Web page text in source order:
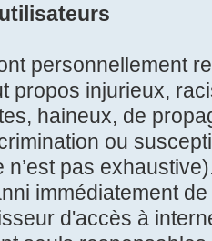
personnellement
propos injurieux,
haineux, de
ou
n’est pas
immédiatement
d'accès à